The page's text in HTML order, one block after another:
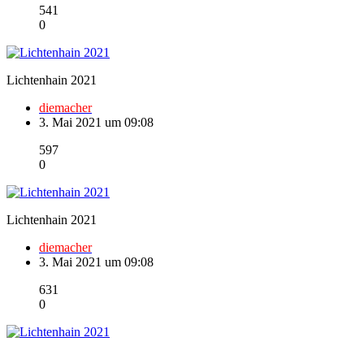
541
0
Lichtenhain 2021
diemacher
3. Mai 2021 um 09:08
597
0
Lichtenhain 2021
diemacher
3. Mai 2021 um 09:08
631
0